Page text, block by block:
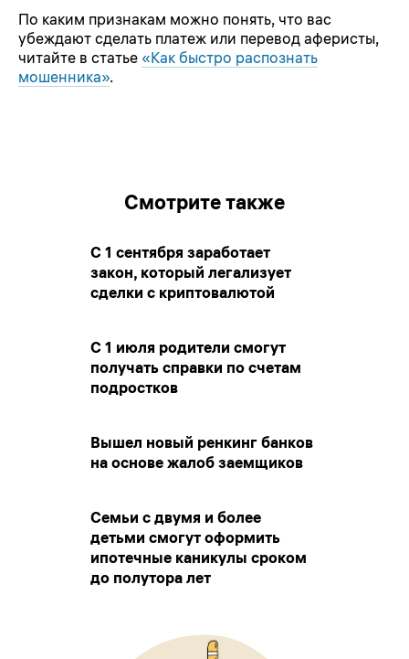
По каким признакам можно понять, что вас
убеждают сделать платеж или перевод аферисты,
читайте в статье «Как быстро распознать
мошенника».
Смотрите также
С 1 сентября заработает
закон, который легализует
сделки с криптовалютой
С 1 июля родители смогут
получать справки по счетам
подростков
Вышел новый ренкинг банков
на основе жалоб заемщиков
Семьи с двумя и более
детьми смогут оформить
ипотечные каникулы сроком
до полутора лет